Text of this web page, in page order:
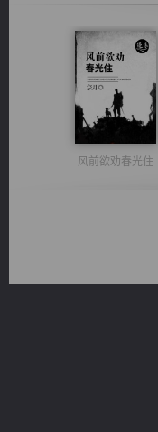
风前欲劝春光住